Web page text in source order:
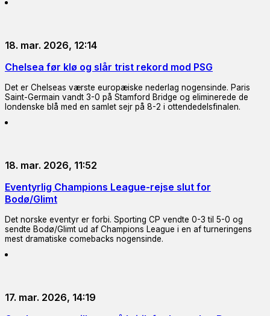
18. mar. 2026, 12:14
Chelsea før klø og slår trist rekord mod PSG
Det er Chelseas værste europæiske nederlag nogensinde. Paris
Saint-Germain vandt 3-0 på Stamford Bridge og eliminerede de
londenske blå med en samlet sejr på 8-2 i ottendedelsfinalen.
18. mar. 2026, 11:52
Eventyrlig Champions League-rejse slut for
Bodø/Glimt
Det norske eventyr er forbi. Sporting CP vendte 0-3 til 5-0 og
sendte Bodø/Glimt ud af Champions League i en af turneringens
mest dramatiske comebacks nogensinde.
17. mar. 2026, 14:19